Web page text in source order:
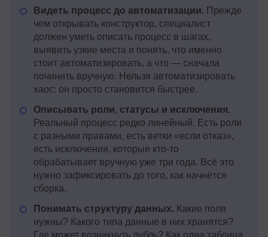
Видеть процесс до автоматизации. Прежде
чем открывать конструктор, специалист
должен уметь описать процесс в шагах,
выявить узкие места и понять, что именно
стоит автоматизировать, а что — сначала
починить вручную. Нельзя автоматизировать
хаос: он просто становится быстрее.
Описывать роли, статусы и исключения.
Реальный процесс редко линейный. Есть роли
с разными правами, есть ветки «если отказ»,
есть исключения, которые кто-то
обрабатывает вручную уже три года. Всё это
нужно зафиксировать до того, как начнётся
сборка.
Понимать структуру данных. Какие поля
нужны? Какого типа данные в них хранятся?